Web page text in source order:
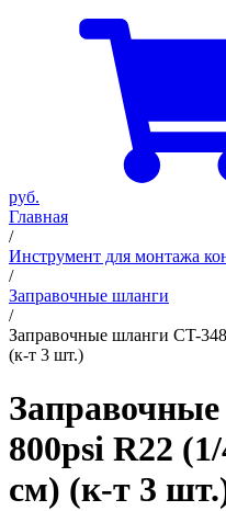
руб.
Главная
/
Инструмент для монтажа
/
Заправочные шланги
/
Заправочные шланги CT-
(к-т 3 шт.)
800psi R22
см) (к-т 3